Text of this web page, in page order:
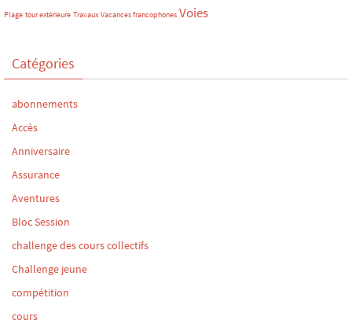
Plage tour extérieure Travaux Vacances francophones Voies
Catégories
abonnements
Accès
Anniversaire
Assurance
Aventures
Bloc Session
challenge des cours collectifs
Challenge jeune
compétition
cours